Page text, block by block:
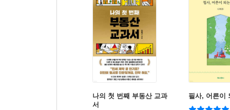
나의 첫 번째 부동산 교과
서
필사, 어른이